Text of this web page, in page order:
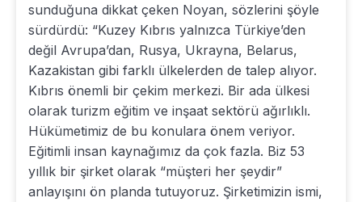
sunduğuna dikkat çeken Noyan, sözlerini şöyle
sürdürdü: “Kuzey Kıbrıs yalnızca Türkiye’den
değil Avrupa’dan, Rusya, Ukrayna, Belarus,
Kazakistan gibi farklı ülkelerden de talep alıyor.
Kıbrıs önemli bir çekim merkezi. Bir ada ülkesi
olarak turizm eğitim ve inşaat sektörü ağırlıklı.
Hükümetimiz de bu konulara önem veriyor.
Eğitimli insan kaynağımız da çok fazla. Biz 53
yıllık bir şirket olarak “müşteri her şeydir”
anlayışını ön planda tutuyoruz. Şirketimizin ismi,